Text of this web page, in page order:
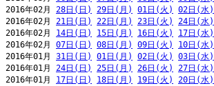
2016年02月 28日(日) 29日(月) 01日(火) 02日(水)
2016年02月 21日(日) 22日(月) 23日(火) 24日(水)
2016年02月 14日(日) 15日(月) 16日(火) 17日(水)
2016年02月 07日(日) 08日(月) 09日(火) 10日(水)
2016年01月 31日(日) 01日(月) 02日(火) 03日(水)
2016年01月 24日(日) 25日(月) 26日(火) 27日(水)
2016年01月 17日(日) 18日(月) 19日(火) 20日(水)